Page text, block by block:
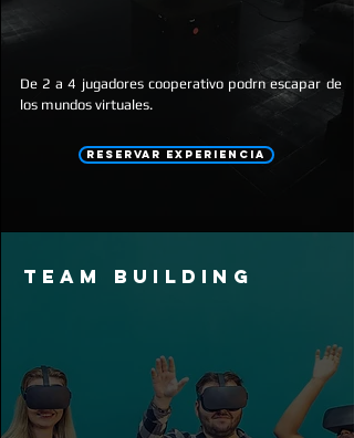
De 2 a 4 jugadores cooperativo podrn escapar de
los mundos virtuales.
RESERVAR EXPERIENCIA
team building